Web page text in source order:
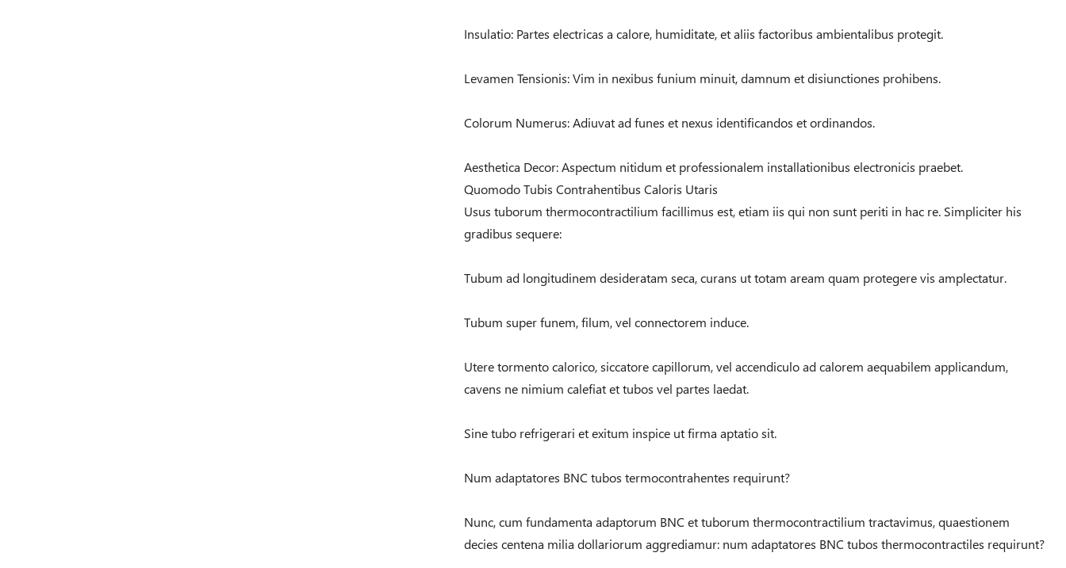
Insulatio: Partes electricas a calore, humiditate, et aliis factoribus ambientalibus protegit.
Levamen Tensionis: Vim in nexibus funium minuit, damnum et disiunctiones prohibens.
Colorum Numerus: Adiuvat ad funes et nexus identificandos et ordinandos.
Aesthetica Decor: Aspectum nitidum et professionalem installationibus electronicis praebet.
Quomodo Tubis Contrahentibus Caloris Utaris
Usus tuborum thermocontractilium facillimus est, etiam iis qui non sunt periti in hac re. Simpliciter his
gradibus sequere:
Tubum ad longitudinem desideratam seca, curans ut totam aream quam protegere vis amplectatur.
Tubum super funem, filum, vel connectorem induce.
Utere tormento calorico, siccatore capillorum, vel accendiculo ad calorem aequabilem applicandum,
cavens ne nimium calefiat et tubos vel partes laedat.
Sine tubo refrigerari et exitum inspice ut firma aptatio sit.
Num adaptatores BNC tubos termocontrahentes requirunt?
Nunc, cum fundamenta adaptorum BNC et tuborum thermocontractilium tractavimus, quaestionem
decies centena milia dollariorum aggrediamur: num adaptatores BNC tubos thermocontractiles requirunt?